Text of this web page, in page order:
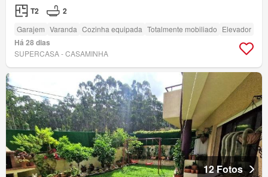
T2 2
Garajem Varanda Cozinha equipada Totalmente mobiliado Elevador
Há 28 dias
SUPERCASA - CASAMINHA
12 Fotos